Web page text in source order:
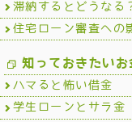
滞納するとどうなる
住宅ローン審査への
知っておきたいお
ハマると怖い借金
学生ローンとサラ金